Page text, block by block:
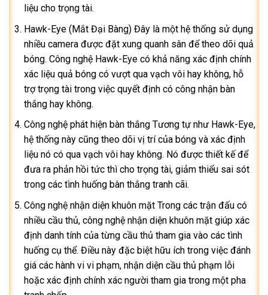
liệu cho trọng tài.
Hawk-Eye (Mắt Đại Bàng) Đây là một hệ thống sử dụng
nhiều camera được đặt xung quanh sân để theo dõi quả
bóng. Công nghệ Hawk-Eye có khả năng xác định chính
xác liệu quả bóng có vượt qua vạch vôi hay không, hỗ
trợ trọng tài trong việc quyết định có công nhận bàn
thắng hay không.
Công nghệ phát hiện bàn thắng Tương tự như Hawk-Eye,
hệ thống này cũng theo dõi vị trí của bóng và xác định
liệu nó có qua vạch vôi hay không. Nó được thiết kế để
đưa ra phản hồi tức thì cho trọng tài, giảm thiểu sai sót
trong các tình huống bàn thắng tranh cãi.
Công nghệ nhận diện khuôn mặt Trong các trận đấu có
nhiều cầu thủ, công nghệ nhận diện khuôn mặt giúp xác
định danh tính của từng cầu thủ tham gia vào các tình
huống cụ thể. Điều này đặc biệt hữu ích trong việc đánh
giá các hành vi vi phạm, nhận diện cầu thủ phạm lỗi
hoặc xác định chính xác người tham gia trong một pha